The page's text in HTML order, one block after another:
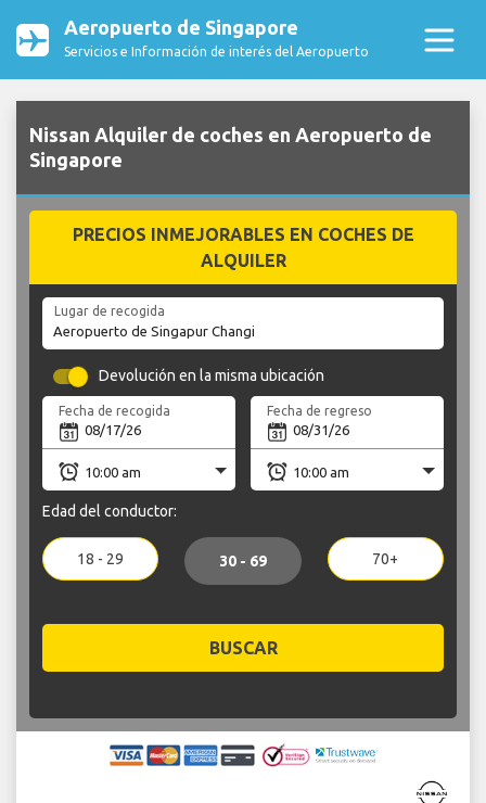
Aeropuerto de Singapore
Servicios e Información de interés del Aeropuerto
Nissan Alquiler de coches en Aeropuerto de
Singapore
PRECIOS INMEJORABLES EN COCHES DE
ALQUILER
Lugar de recogida
Devolución en la misma ubicación
Fecha de recogida Fecha de regreso
Edad del conductor:
18 - 29 30 - 69 70+
BUSCAR